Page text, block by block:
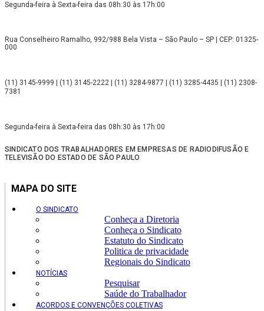
Segunda-feira à Sexta-feira das 08h:30 às 17h:00
Rua Conselheiro Ramalho, 992/988 Bela Vista – São Paulo – SP | CEP: 01325-
000
(11) 3145-9999 | (11) 3145-2222 | (11) 3284-9877 | (11) 3285-4435 | (11) 2308-
7381
Segunda-feira à Sexta-feira das 08h:30 às 17h:00
SINDICATO DOS TRABALHADORES EM EMPRESAS DE RADIODIFUSÃO E
TELEVISÃO DO ESTADO DE SÃO PAULO
MAPA DO SITE
O SINDICATO
Conheça a Diretoria
Conheça o Sindicato
Estatuto do Sindicato
Politica de privacidade
Regionais do Sindicato
NOTÍCIAS
Pesquisar
Saúde do Trabalhador
ACORDOS E CONVENÇÕES COLETIVAS